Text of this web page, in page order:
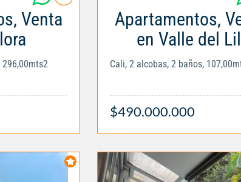
Venta
296,00mts2
Apartamentos,
en Valle del
Cali, 2 alcobas, 2 baños,
$490.000.000